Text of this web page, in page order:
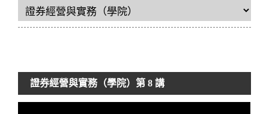
證券經營與實務（學院）第 8 講